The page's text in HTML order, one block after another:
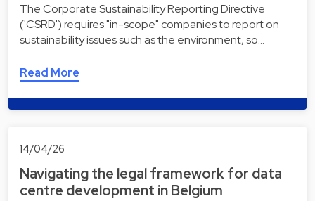
The Corporate Sustainability Reporting Directive
('CSRD') requires "in-scope" companies to report on
sustainability issues such as the environment, so…
Read More
14/04/26
Navigating the legal framework for data
centre development in Belgium